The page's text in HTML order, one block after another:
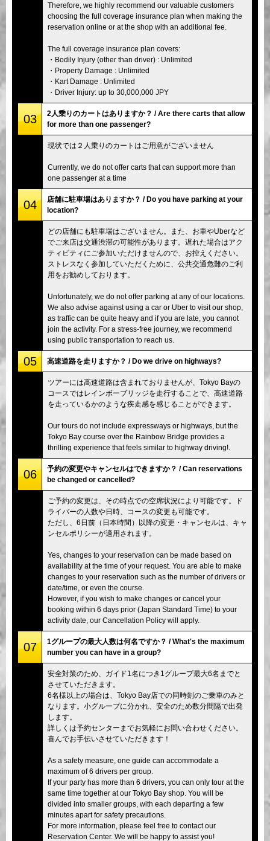
Therefore, we highly recommend our valuable customers
choosing the full coverage insurance plan when making the
reservation online or at the shop with an additional fee.
The full coverage insurance plan covers:
・Bodily Injury (other than driver) : Unlimited
・Property Damage : Unlimited
・Kart Damage : Unlimited
・Driver Injury: up to 30,000,000 JPY
03
2人乗りのカートはありますか？ / Are there carts that allow
for more than one passenger?
現状では２人乗りのカートはご用意がございません
Currently, we do not offer carts that can support more than
one passenger at a time
04
店舗に駐車場はありますか？ / Do you have parking at your
location?
どの店舗にも駐車場はございません。また、お車やUberなど
でご来店は交通渋滞の可能性があります。遅れた場合はアク
ティビティにご参加いただけませんので、お控えください。
ストレスなく参加していただくために、公共交通危難のご利
用をお勧めしております。
Unfortunately, we do not offer parking at any of our locations.
We also advise against using a car or Uber to visit our shop,
as traffic can be quite heavy and if you are late, you cannot
join the activity. For a stress-free journey, we recommend
using public transportation to reach us.
05 高速道路を走りますか？ / Do we drive on highways?
ツアーには高速道路は含まれておりませんが、Tokyo Bayの
コースではレインボーブリッジを走行することで、高速道路
を走っているかのような疾走感を感じることができます。
Our tours do not include expressways or highways, but the
Tokyo Bay course over the Rainbow Bridge provides a
thrilling experience that feels similar to highway driving!.
06
予約の変更やキャンセルはできますか？ / Can reservations
be changed or cancelled?
ご予約の変更は、その時点での空席状況により可能です。ド
ライバーの人数や日時、コースの変更も可能です。
ただし、6日前（日本時間）以降の変更・キャンセルは、キャ
ンセルポリシーが適用されます。
Yes, changes to your reservation can be made based on
availability at the time of your request. You are able to make
changes to your reservation such as the number of drivers or
date/time, or even the course.
However, if you wish to make changes or cancel your
booking within 6 days prior (Japan Standard Time) to your
activity date, our Cancellation Policy will apply.
07
1グループの最大人数は何名ですか？ / What's the maximum
number you can have in a group?
安全対策のため、ガイド1名につき1グループ最大6名までと
させていただきます。
6名様以上の場合は、Tokyo Bay店での同時刻のご乗車のみと
なります。小グループに分かれ、安全のため数分間隔で出発
します。
詳しくは予約センターまでお気軽にお問い合わせください。
喜んでお手伝いさせていただきます！
As a safety measure, one guide can accommodate a
maximum of 6 drivers per group.
If your party has more than 6 drivers, you can only tour at the
same time together at our Tokyo Bay shop. You will be
divided into smaller groups, with each departing a few
minutes apart for safety precautions.
For more information, please feel free to contact our
Reservation Center. We will be happy to assist you!